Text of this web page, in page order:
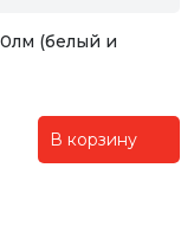
(белый и
В корзину